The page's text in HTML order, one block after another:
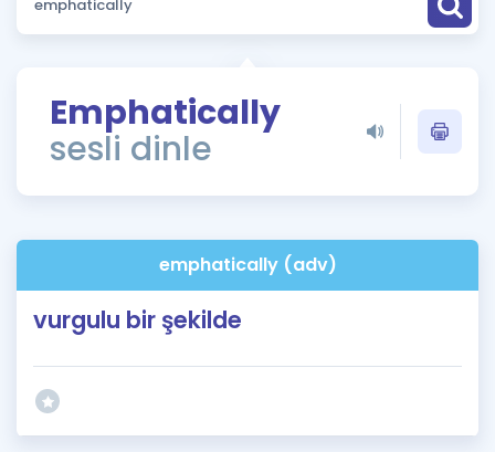
Puan Hesaplama
ÖSYM Sınav Takvimi
Kampanyalar
İngilizce Gramer
Emphatically
sesli dinle
emphatically (adv)
vurgulu bir şekilde